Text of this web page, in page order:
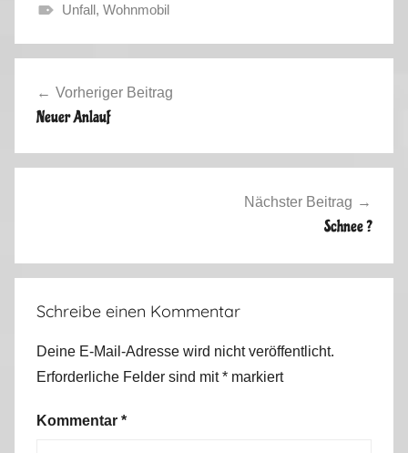
l
e
m
1
Unfall, Wohnmobil
Vorheriger Beitrag
Neuer Anlauf
Nächster Beitrag
Schnee ?
Schreibe einen Kommentar
Deine E-Mail-Adresse wird nicht veröffentlicht.
Erforderliche Felder sind mit* markiert
Kommentar *